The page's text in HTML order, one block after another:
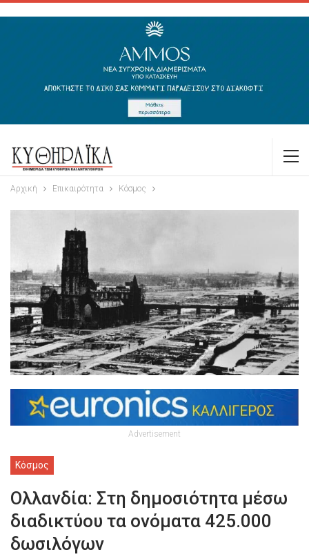
Αρχική Επικαιρότητα Κόσμος
Advertisement
Κόσμος
Ολλανδία: Στη δημοσιότητα μέσω
διαδικτύου τα ονόματα 425.000
δωσιλόγων